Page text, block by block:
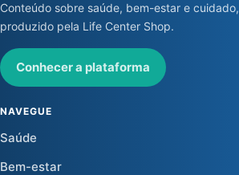
Conteúdo sobre saúde, bem-estar e cuidado,
produzido pela Life Center Shop.
Conhecer a plataforma
NAVEGUE
Saúde
Bem-estar